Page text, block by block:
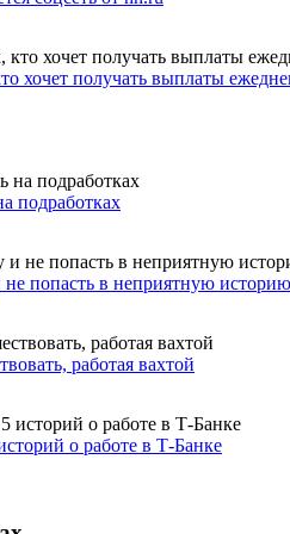
хочет получать выплаты
подработках
попасть в неприятную историю
работая вахтой
о работе в Т-Банке